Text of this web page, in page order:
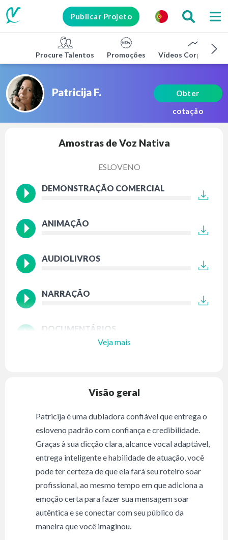
Publicar Projeto
Procure Talentos Promoções Vídeos
Patricija F.
Obter
cotação
Amostras de Voz Nativa
ESLOVENO
DEMONSTRAÇÃO COMERCIAL
ANIMAÇÃO
AUDIOLIVROS
NARRAÇÃO
DOCUMENTÁRIOS
Veja mais
Visão geral
Patricija é uma dubladora confiável que entrega o
esloveno padrão com confiança e credibilidade.
Graças à sua dicção clara, alcance vocal adaptável,
entrega inteligente e habilidade de atuação, você
pode ter certeza de que ela fará seu roteiro soar
profissional, ao mesmo tempo em que adiciona a
emoção certa para fazer sua mensagem soar
autêntica e se conectar com seu público da
maneira que você imaginou.